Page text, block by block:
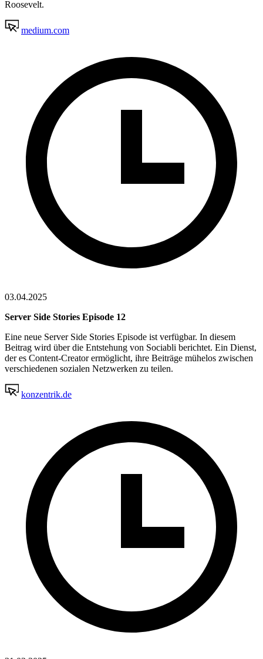
Roosevelt.
medium.com
03.04.2025
Server Side Stories Episode 12
Eine neue Server Side Stories Episode ist verfügbar. In diesem
Beitrag wird über die Entstehung von Sociabli berichtet. Ein Dienst,
der es Content-Creator ermöglicht, ihre Beiträge mühelos zwischen
verschiedenen sozialen Netzwerken zu teilen.
konzentrik.de